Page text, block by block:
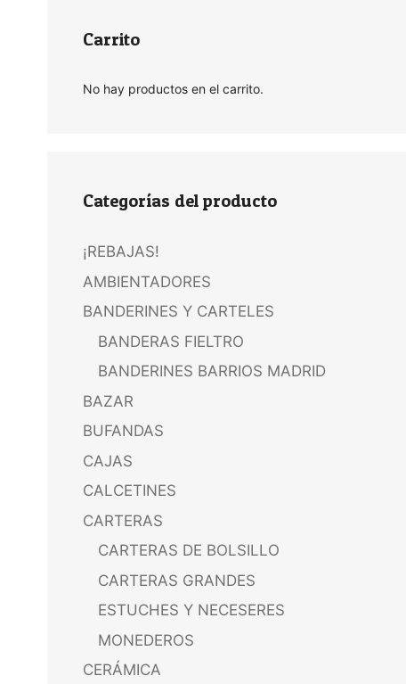
Carrito
No hay productos en el carrito.
Categorías del producto
¡REBAJAS!
AMBIENTADORES
BANDERINES Y CARTELES
BANDERAS FIELTRO
BANDERINES BARRIOS MADRID
BAZAR
BUFANDAS
CAJAS
CALCETINES
CARTERAS
CARTERAS DE BOLSILLO
CARTERAS GRANDES
ESTUCHES Y NECESERES
MONEDEROS
CERÁMICA